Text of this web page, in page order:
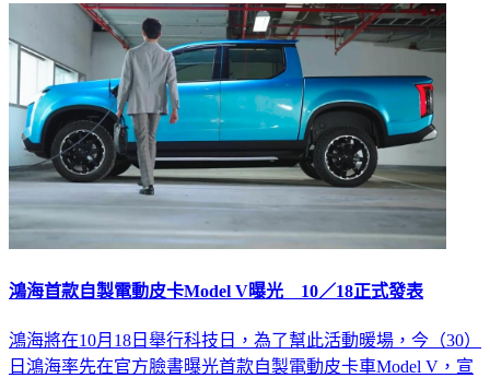
鴻海將在10月18日舉行科技日，為了幫此活動暖場，今（30）